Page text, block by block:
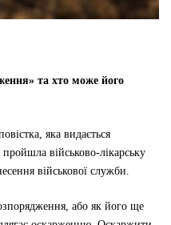
та хто може його
яка видається
пройшла військово-лікарську
військової служби.
або як його ще